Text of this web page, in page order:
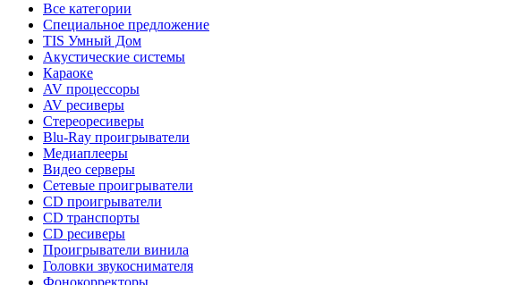
Все категории
Специальное предложение
TIS Умный Дом
Акустические системы
Караоке
AV процессоры
AV ресиверы
Стереоресиверы
Blu-Ray проигрыватели
Медиаплееры
Видео серверы
Сетевые проигрыватели
CD проигрыватели
CD транспорты
CD ресиверы
Проигрыватели винила
Головки звукоснимателя
Фонокорректоры